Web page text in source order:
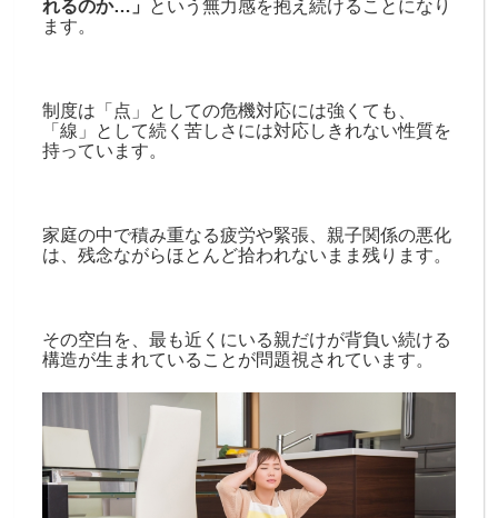
れるのか…」 という無力感を抱え続けることになり
ます。
制度は「点」としての危機対応には強くても、
「線」として続く苦しさには対応しきれない性質を
持っています。
家庭の中で積み重なる疲労や緊張、親子関係の悪化
は、残念ながらほとんど拾われないまま残ります。
その空白を、最も近くにいる親だけが背負い続ける
構造が生まれていることが問題視されています。